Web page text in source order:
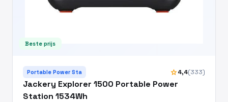
Beste prijs
Portable Power Sta star4,4(333)
Jackery Explorer 1500 Portable Power
Station 1534Wh